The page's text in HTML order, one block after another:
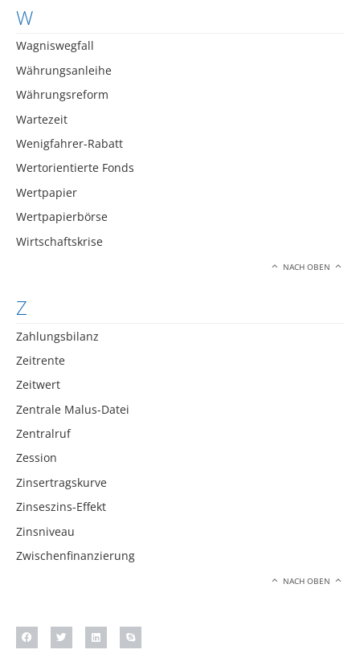
W
Wagniswegfall
Währungsanleihe
Währungsreform
Wartezeit
Wenigfahrer-Rabatt
Wertorientierte Fonds
Wertpapier
Wertpapierbörse
Wirtschaftskrise
NACH OBEN
Z
Zahlungsbilanz
Zeitrente
Zeitwert
Zentrale Malus-Datei
Zentralruf
Zession
Zinsertragskurve
Zinseszins-Effekt
Zinsniveau
Zwischenfinanzierung
NACH OBEN